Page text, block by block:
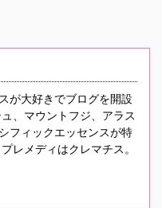
が大好きでブログを開設
、マウントフジ、アラス
フィックエッセンスが特
レメディはクレマチス。